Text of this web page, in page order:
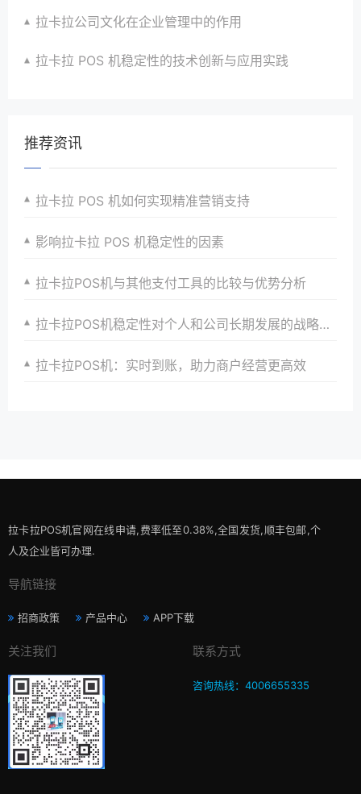
拉卡拉公司文化在企业管理中的作用
拉卡拉 POS 机稳定性的技术创新与应用实践
推荐资讯
拉卡拉 POS 机如何实现精准营销支持
影响拉卡拉 POS 机稳定性的因素
拉卡拉POS机与其他支付工具的比较与优势分析
拉卡拉POS机稳定性对个人和公司长期发展的战略意义
拉卡拉POS机：实时到账，助力商户经营更高效
拉卡拉POS机官网在线申请,费率低至0.38%,全国发货,顺丰包邮,个
人及企业皆可办理.
导航链接
招商政策 产品中心 APP下载
关注我们 联系方式
咨询热线：4006655335